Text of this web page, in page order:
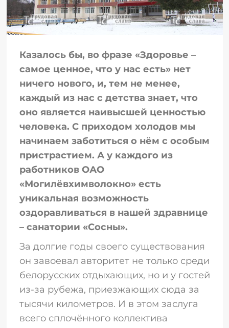
Казалось бы, во фразе «Здоровье –
самое ценное, что у нас есть» нет
ничего нового, и, тем не менее,
каждый из нас с детства знает, что
оно является наивысшей ценностью
человека. С приходом холодов мы
начинаем заботиться о нём с особым
пристрастием. А у каждого из
работников ОАО
«Могилёвхимволокно» есть
уникальная возможность
оздоравливаться в нашей здравнице
– санатории «Сосны».
За долгие годы своего существования
он завоевал авторитет не только среди
белорусских отдыхающих, но и у гостей
из-за рубежа, приезжающих сюда за
тысячи километров. И в этом заслуга
всего сплочённого коллектива